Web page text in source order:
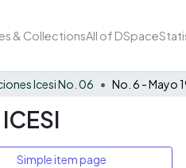
& CollectionsAll of DSpace
Icesi No. 06
Simple item page